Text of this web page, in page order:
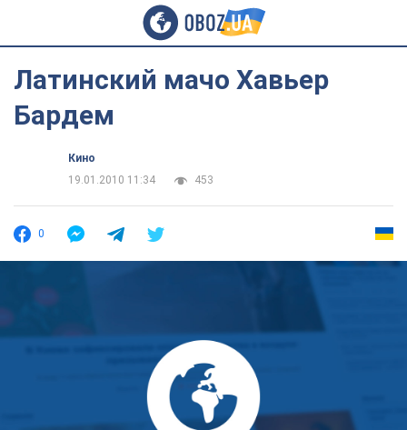
Латинский мачо Хавьер
Бардем
Кино
19.01.2010 11:34
453
0